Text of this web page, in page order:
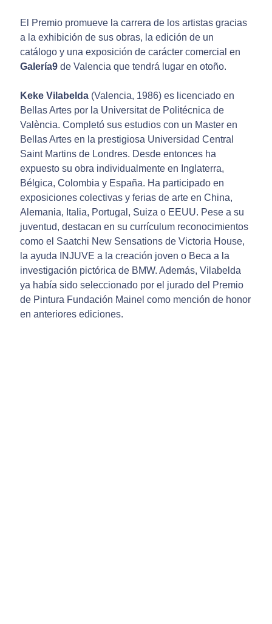
El Premio promueve la carrera de los artistas gracias
a la exhibición de sus obras, la edición de un
catálogo y una exposición de carácter comercial en
Galería9de Valencia que tendrá lugar en otoño.
Keke Vilabelda(Valencia, 1986) es licenciado en
Bellas Artes por la Universitat de Politécnica de
València. Completó sus estudios con un Master en
Bellas Artes en la prestigiosa Universidad Central
Saint Martins de Londres. Desde entonces ha
expuesto su obra individualmente en Inglaterra,
Bélgica, Colombia y España. Ha participado en
exposiciones colectivas y ferias de arte en China,
Alemania, Italia, Portugal, Suiza o EEUU. Pese a su
juventud, destacan en su currículum reconocimientos
como el Saatchi New Sensations de Victoria House,
la ayuda INJUVE a la creación joven o Beca a la
investigación pictórica de BMW. Además, Vilabelda
ya había sido seleccionado por el jurado del Premio
de Pintura Fundación Mainel como mención de honor
en anteriores ediciones.